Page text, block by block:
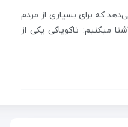
که برای بسیاری از مردم
میکنیم: تاکویاکی یکی از